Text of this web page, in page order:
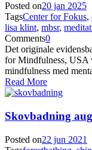
Posted on20 jan 2025
TagsCenter for Fokus,
lisa klint, mbsr,
Comments0
Det originale
for Mindfulness, USA
mindfulness med
Read More
Skovbadning
Posted on22 jun 2021